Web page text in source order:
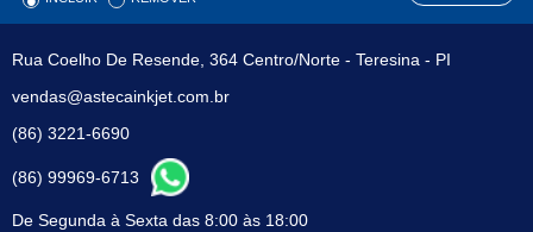
Rua Coelho De Resende, 364 Centro/Norte - Teresina - PI
vendas@astecainkjet.com.br
(86) 3221-6690
(86) 99969-6713
De Segunda à Sexta das 8:00 às 18:00